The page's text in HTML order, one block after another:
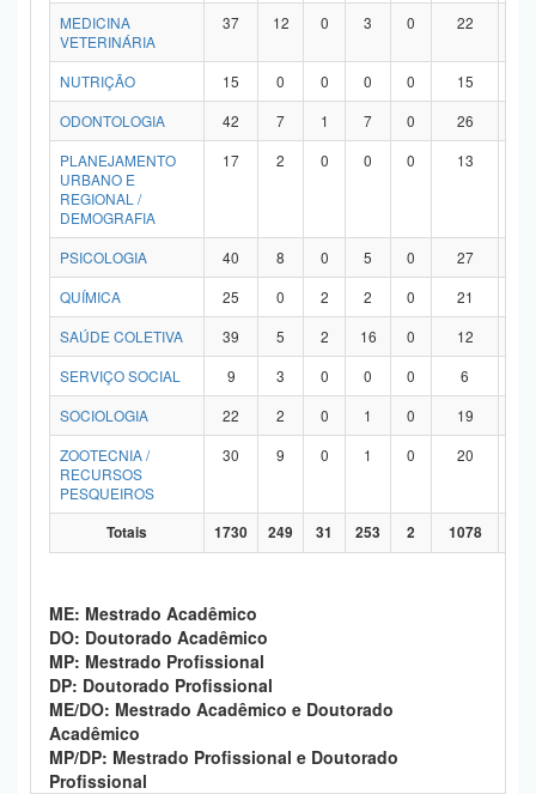
MEDICINA
VETERINÁRIA
37 12 0 3 0 22
NUTRIÇÃO 15 0 0 0 0 15
ODONTOLOGIA
42 7 1 7 0 26
PLANEJAMENTO
URBANO E
REGIONAL /
DEMOGRAFIA
17 2 0 0 0 13
PSICOLOGIA 40 8 0 5 0 27
QUÍMICA
25 0 2 2 0 21
SAÚDE COLETIVA
39 5 2 16 0 12
SERVIÇO SOCIAL
9 3 0 0 0 6
SOCIOLOGIA
22 2 0 1 0 19
ZOOTECNIA /
RECURSOS
PESQUEIROS
30 9 0 1 0 20
Totais 1730 249 31 253 2 1078
ME: Mestrado Acadêmico
DO: Doutorado Acadêmico
MP: Mestrado Profissional
DP: Doutorado Profissional
ME/DO: Mestrado Acadêmico e Doutorado
Acadêmico
MP/DP: Mestrado Profissional e Doutorado
Profissional